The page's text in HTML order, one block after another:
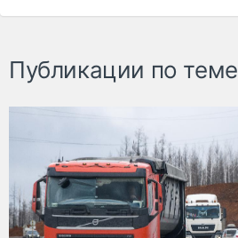
Публикации по теме